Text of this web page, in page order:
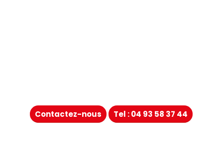
Contactez-nous Tel : 04 93 58 37 44